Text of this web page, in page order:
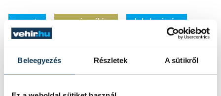
Beleegyezés Részletek A sütikről
sport ország-világ
labdarúgás
Marco Rossi
Varga Barnabás